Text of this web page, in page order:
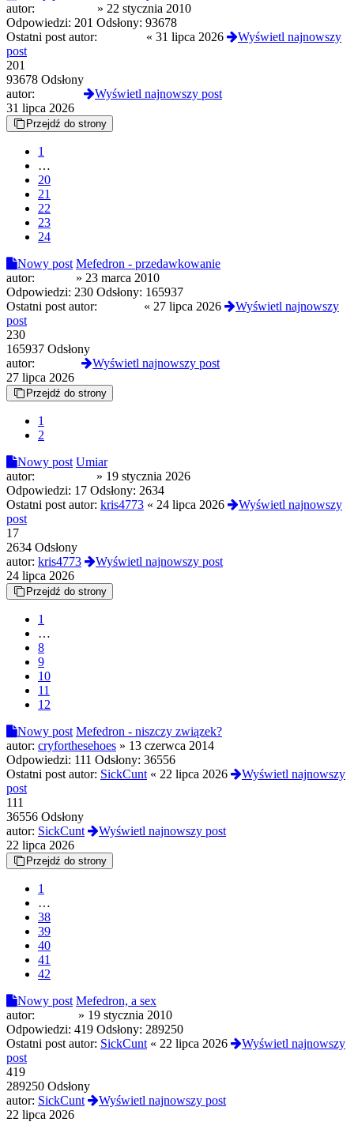
autor:
» 22 stycznia 2010
Odpowiedzi: 201 Odsłony: 93678
Ostatni post autor:
« 31 lipca 2026
Wyświetl najnowszy
post
201
93678 Odsłony
autor:
Wyświetl najnowszy post
31 lipca 2026
Przejdź do strony
1
…
20
21
22
23
24
Nowy post Mefedron - przedawkowanie
autor:
» 23 marca 2010
Odpowiedzi: 230 Odsłony: 165937
Ostatni post autor:
« 27 lipca 2026
Wyświetl najnowszy
post
230
165937 Odsłony
autor:
Wyświetl najnowszy post
27 lipca 2026
Przejdź do strony
1
2
Nowy post Umiar
autor:
» 19 stycznia 2026
Odpowiedzi: 17 Odsłony: 2634
Ostatni post autor: kris4773 « 24 lipca 2026
Wyświetl najnowszy
post
17
2634 Odsłony
autor: kris4773
Wyświetl najnowszy post
24 lipca 2026
Przejdź do strony
1
…
8
9
10
11
12
Nowy post Mefedron - niszczy związek?
autor: cryforthesehoes » 13 czerwca 2014
Odpowiedzi: 111 Odsłony: 36556
Ostatni post autor: SickCunt « 22 lipca 2026
Wyświetl najnowszy
post
111
36556 Odsłony
autor: SickCunt
Wyświetl najnowszy post
22 lipca 2026
Przejdź do strony
1
…
38
39
40
41
42
Nowy post Mefedron, a sex
autor:
» 19 stycznia 2010
Odpowiedzi: 419 Odsłony: 289250
Ostatni post autor: SickCunt « 22 lipca 2026
Wyświetl najnowszy
post
419
289250 Odsłony
autor: SickCunt
Wyświetl najnowszy post
22 lipca 2026